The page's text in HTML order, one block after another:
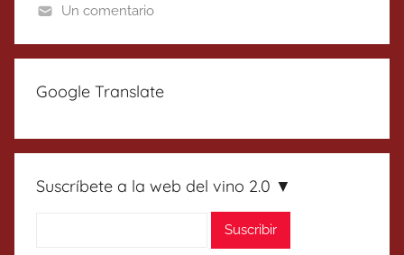
Un comentario
Google Translate
Suscríbete a la web del vino 2.0 ▼